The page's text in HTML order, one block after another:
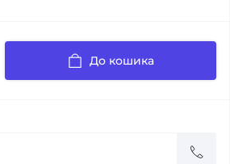
До кошика